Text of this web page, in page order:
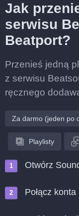
Jak
serwisu
Beatport?
Przenieś jedną
z serwisu
ręcznego
Za darmo (jeden po
Playlisty
Otwórz
Połącz